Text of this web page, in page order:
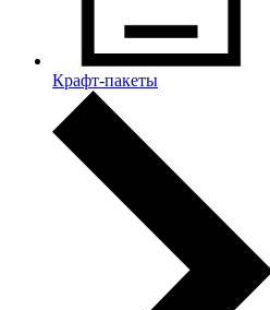
Крафт-пакеты